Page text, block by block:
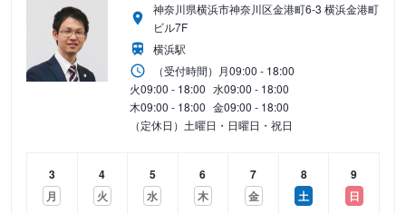
神奈川県横浜市神奈川区金港町6-3 横浜金港町
ビル7F
横浜駅
（受付時間） 月09:00 - 18:00
火09:00 - 18:00 水09:00 - 18:00
木09:00 - 18:00 金09:00 - 18:00
（定休日）土曜日・日曜日・祝日
3
月
4
火
5
水
6
木
7
金
8
土
9
日